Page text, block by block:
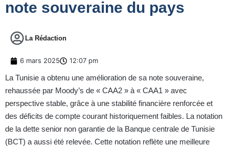
note souveraine du pays
La Rédaction
6 mars 2025 12:07 pm
La Tunisie a obtenu une amélioration de sa note souveraine,
rehaussée par Moody’s de « CAA2 » à « CAA1 » avec
perspective stable, grâce à une stabilité financière renforcée et
des déficits de compte courant historiquement faibles. La notation
de la dette senior non garantie de la Banque centrale de Tunisie
(BCT) a aussi été relevée. Cette notation reflète une meilleure